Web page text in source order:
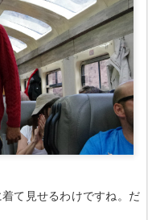
て見せるわけですね。だ